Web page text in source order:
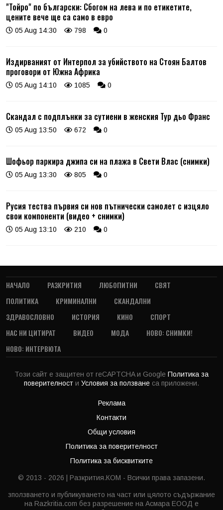
"Тойро" по български: Сбогом на лева и по етикетите,
цените вече ще са само в евро
05 Aug 14:30 798 0
Издирваният от Интерпол за убийството на Стоян Балтов
проговори от Южна Африка
05 Aug 14:10 1085 0
Скандал с подплънки за сутиени в женския Тур дьо Франс
05 Aug 13:50 672 0
Шофьор паркира джипа си на плажа в Свети Влас (снимки)
05 Aug 13:30 805 0
Русия тества първия си нов пътнически самолет с изцяло
свои компоненти (видео + снимки)
05 Aug 13:10 210 0
НАЧАЛО РАЗКРИТИЯ ЛЮБОПИТНИ
СВЯТ
ПОЛИТИКА
КРИМИНАЛНИ
СКАНДАЛНИ
ЗДРАВОСЛОВНО
ИСТОРИЯ КИНО
СПОРТ
НАС НИ ЦИТИРАТ
ВИДЕО МОДА
НОВО: СНИМКИ!
НОВО: ИНТЕРВЮТА
Този сайт е защитен от reCAPTCHA и Google Политика за
поверителност и Условия за ползване са приложени.
Реклама
Контакти
Общи условия
Политика за поверителност
Политика за бисквитките
© 2013 - 2026 | Разкрития.КОМ - Всички права запазени.
зползването и публикуването на част или цялото съдържание
на Razkritia.com без разрешение на Асмара ЕООД е